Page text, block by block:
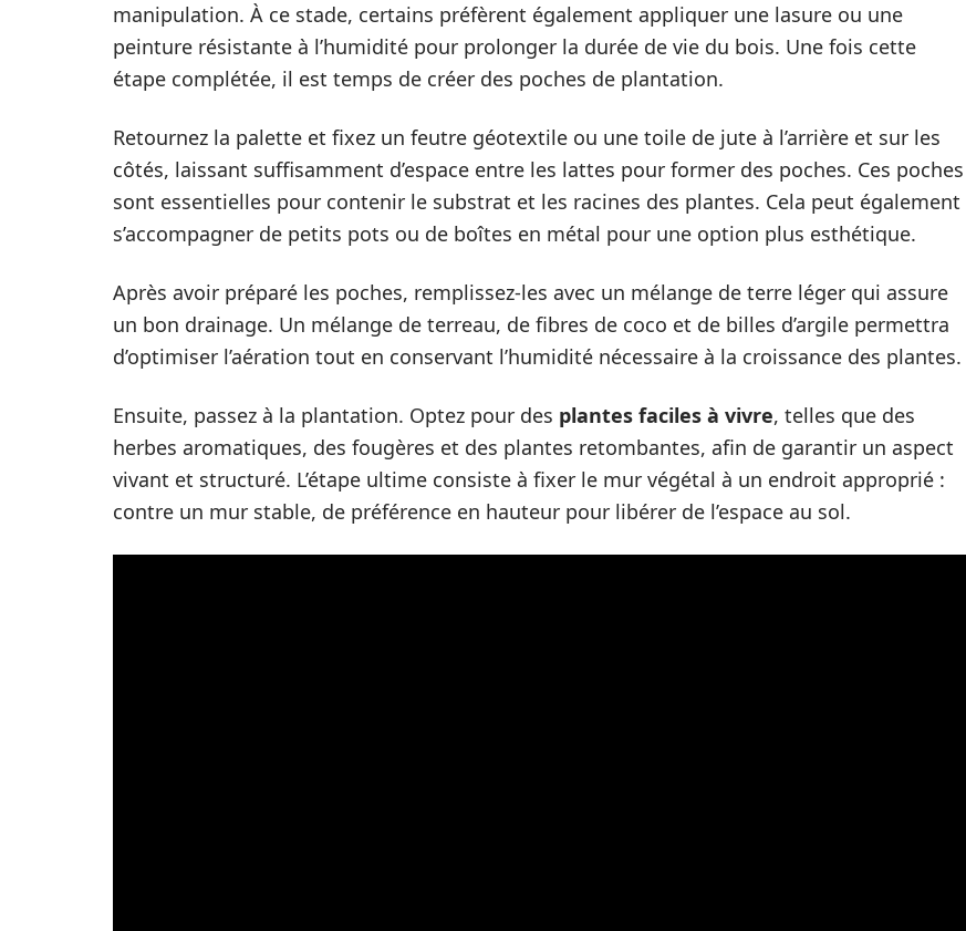
manipulation. À ce stade, certains préfèrent également appliquer une lasure ou une
peinture résistante à l’humidité pour prolonger la durée de vie du bois. Une fois cette
étape complétée, il est temps de créer des poches de plantation.
Retournez la palette et fixez un feutre géotextile ou une toile de jute à l’arrière et sur les
côtés, laissant suffisamment d’espace entre les lattes pour former des poches. Ces poches
sont essentielles pour contenir le substrat et les racines des plantes. Cela peut également
s’accompagner de petits pots ou de boîtes en métal pour une option plus esthétique.
Après avoir préparé les poches, remplissez-les avec un mélange de terre léger qui assure
un bon drainage. Un mélange de terreau, de fibres de coco et de billes d’argile permettra
d’optimiser l’aération tout en conservant l’humidité nécessaire à la croissance des plantes.
Ensuite, passez à la plantation. Optez pour des plantes faciles à vivre, telles que des
herbes aromatiques, des fougères et des plantes retombantes, afin de garantir un aspect
vivant et structuré. L’étape ultime consiste à fixer le mur végétal à un endroit approprié :
contre un mur stable, de préférence en hauteur pour libérer de l’espace au sol.